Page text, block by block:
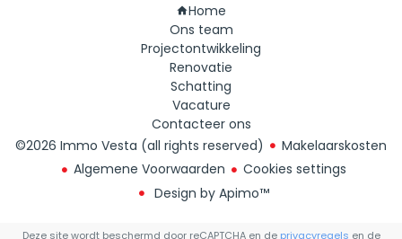
Home
Ons team
Projectontwikkeling
Renovatie
Schatting
Vacature
Contacteer ons
©2026 Immo Vesta (all rights reserved)
Makelaarskosten
Algemene Voorwaarden
Cookies settings
Design by Apimo™
Deze site wordt beschermd door reCAPTCHA en de privacyregels en de